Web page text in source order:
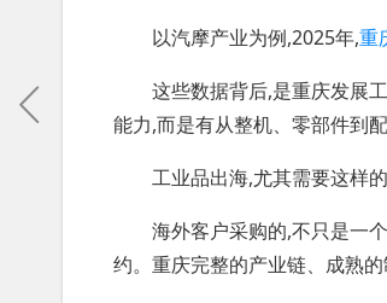
以汽摩产业为例,2025年,重
这些数据背后,是重庆发展工
能力,而是有从整机、零部件到
工业品出海,尤其需要这样的
海外客户采购的,不只是一个
约。重庆完整的产业链、成熟